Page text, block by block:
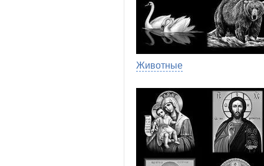
Животные